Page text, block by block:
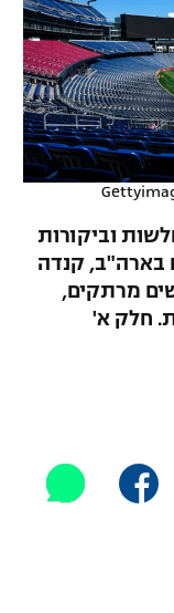
וביקורות
בארה"ב, קנדה
מרתקים,
חלק א'